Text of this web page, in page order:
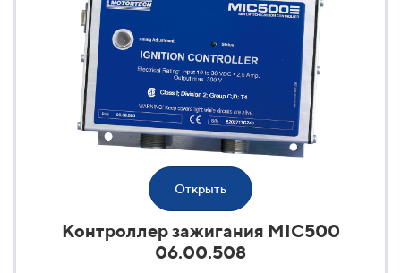
Открыть
Контроллер зажигания MIC500
06.00.508